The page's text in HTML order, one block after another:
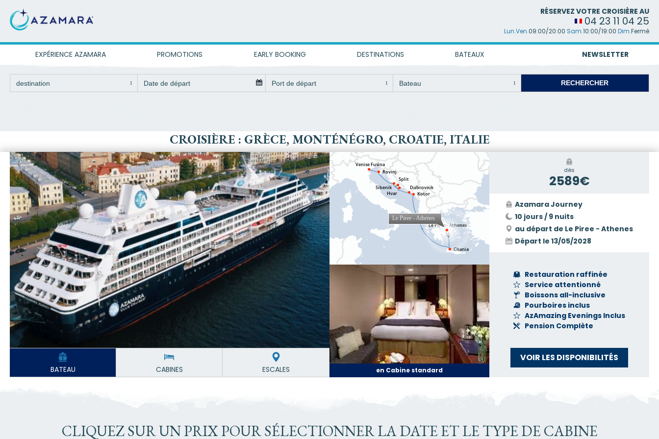
RÉSERVEZ VOTRE CROISIÈRE AU
04 23 11 04 25
Lun.Ven.09:00/20:00 Sam.10:00/19:00 Dim.Fermé
EXPÉRIENCE AZAMARA PROMOTIONS EARLY BOOKING DESTINATIONS BATEAUX NEWSLETTER
CROISIÈRE : GRÈCE, MONTÉNÉGRO, CROATIE, ITALIE
BATEAU CABINES ESCALES en Cabine standard
dès
2589€
Azamara Journey
10 jours / 9 nuits
au départ de Le Piree - Athenes
Départ le 13/05/2028
Restauration raffinée
Service attentionné
Boissons all-inclusive
Pourboires inclus
AzAmazing Evenings Inclus
Pension Complète
VOIR LES DISPONIBILITÉS
CLIQUEZ SUR UN PRIX POUR SÉLECTIONNER LA DATE ET LE TYPE DE CABINE